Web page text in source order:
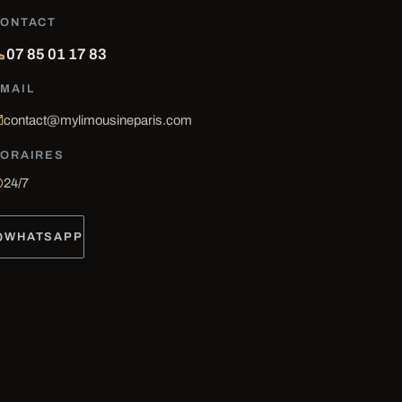
07 85 01 17 83
contact@mylimousineparis.com
24/7
WHATSAPP